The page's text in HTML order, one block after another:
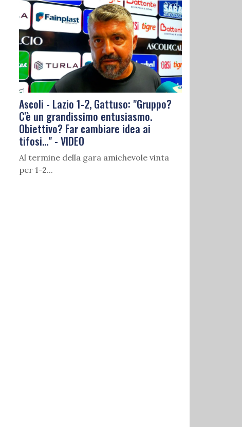
Ascoli - Lazio 1-2, Gattuso: "Gruppo?
C'è un grandissimo entusiasmo.
Obiettivo? Far cambiare idea ai
tifosi..." - VIDEO
Al termine della gara amichevole vinta
per 1-2...